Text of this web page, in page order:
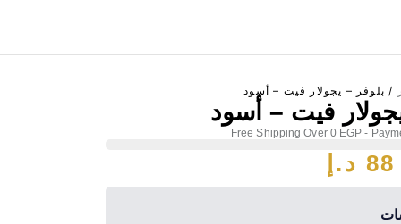
/ بلوفر – يجولار فيت – أسود
فيت – أسود
Free Shipping Over 0 EGP -
88 د.إ